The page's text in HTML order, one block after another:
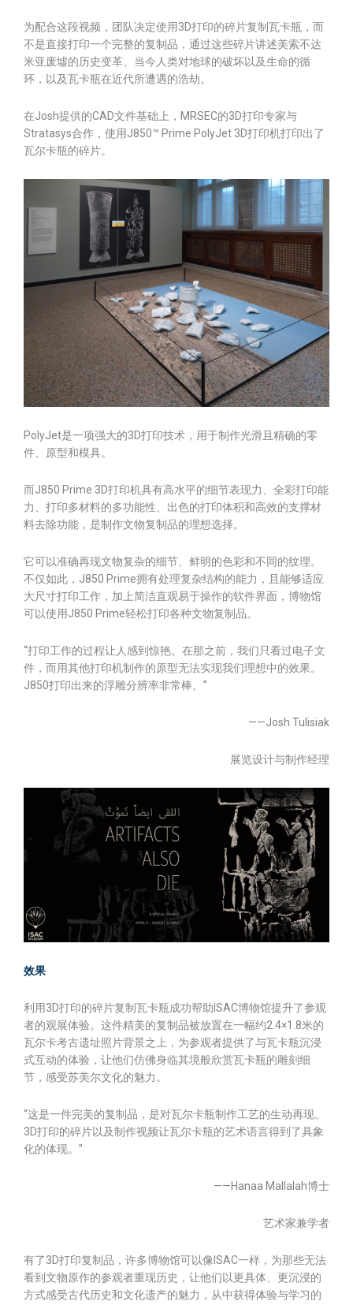
为配合这段视频，团队决定使用3D打印的碎片复制瓦卡瓶，而
不是直接打印一个完整的复制品，通过这些碎片讲述美索不达
米亚废墟的历史变革、当今人类对地球的破坏以及生命的循
环，以及瓦卡瓶在近代所遭遇的浩劫。
在Josh提供的CAD文件基础上，MRSEC的3D打印专家与
Stratasys合作，使用J850™ Prime PolyJet 3D打印机打印出了
瓦尔卡瓶的碎片。
PolyJet是一项强大的3D打印技术，用于制作光滑且精确的零
件、原型和模具。
而J850 Prime 3D打印机具有高水平的细节表现力、全彩打印能
力、打印多材料的多功能性、出色的打印体积和高效的支撑材
料去除功能，是制作文物复制品的理想选择。
它可以准确再现文物复杂的细节、鲜明的色彩和不同的纹理。
不仅如此，J850 Prime拥有处理复杂结构的能力，且能够适应
大尺寸打印工作，加上简洁直观易于操作的软件界面，博物馆
可以使用J850 Prime轻松打印各种文物复制品。
“打印工作的过程让人感到惊艳。在那之前，我们只看过电子文
件，而用其他打印机制作的原型无法实现我们理想中的效果。
J850打印出来的浮雕分辨率非常棒。”
——Josh Tulisiak
展览设计与制作经理
效果
利用3D打印的碎片复制瓦卡瓶成功帮助ISAC博物馆提升了参观
者的观展体验。这件精美的复制品被放置在一幅约2.4×1.8米的
瓦尔卡考古遗址照片背景之上，为参观者提供了与瓦卡瓶沉浸
式互动的体验，让他们仿佛身临其境般欣赏瓦卡瓶的雕刻细
节，感受苏美尔文化的魅力。
“这是一件完美的复制品，是对瓦尔卡瓶制作工艺的生动再现。
3D打印的碎片以及制作视频让瓦尔卡瓶的艺术语言得到了具象
化的体现。”
——Hanaa Mallalah博士
艺术家兼学者
有了3D打印复制品，许多博物馆可以像ISAC一样，为那些无法
看到文物原作的参观者重现历史，让他们以更具体、更沉浸的
方式感受古代历史和文化遗产的魅力，从中获得体验与学习的